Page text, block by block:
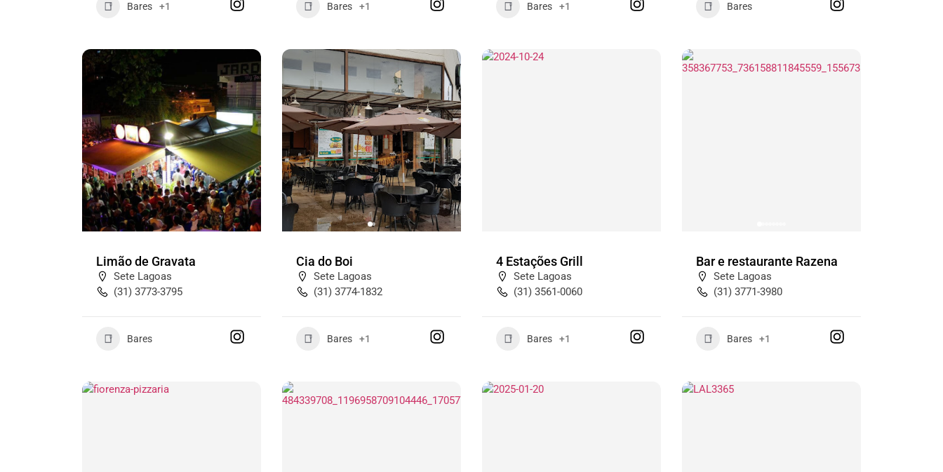
Bares +1 Bares +1 Bares +1 Bares
Limão de Gravata
Sete Lagoas
(31) 3773-3795
Bares
Cia do Boi
Sete Lagoas
(31) 3774-1832
Bares +1
4 Estações Grill
Sete Lagoas
(31) 3561-0060
Bares +1
Bar e restaurante Razena
Sete Lagoas
(31) 3771-3980
Bares +1